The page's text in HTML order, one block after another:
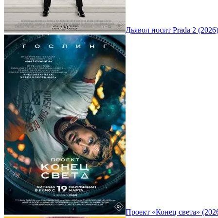
Дьявол носит Prada 2 (2026)
Проект «Конец света»